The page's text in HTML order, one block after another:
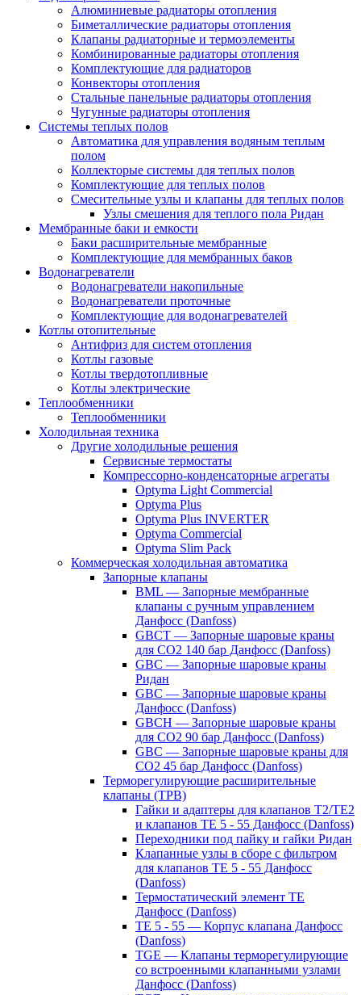
Алюминиевые радиаторы отопления
Биметаллические радиаторы отопления
Клапаны радиаторные и термоэлементы
Комбинированные радиаторы отопления
Комплектующие для радиаторов
Конвекторы отопления
Стальные панельные радиаторы отопления
Чугунные радиаторы отопления
Системы теплых полов
Автоматика для управления водяным теплым
полом
Коллекторые системы для теплых полов
Комплектующие для теплых полов
Смесительные узлы и клапаны для теплых полов
Узлы смешения для теплого пола Ридан
Мембранные баки и емкости
Баки расширительные мембранные
Комплектующие для мембранных баков
Водонагреватели
Водонагреватели накопильные
Водонагреватели проточные
Комплектующие для водонагревателей
Котлы отопительные
Антифриз для систем отопления
Котлы газовые
Котлы твердотопливные
Котлы электрические
Теплообменники
Теплообменники
Холодильная техника
Другие холодильные решения
Сервисные термостаты
Компрессорно-конденсаторные агрегаты
Optyma Light Commercial
Optyma Plus
Optyma Plus INVERTER
Optyma Commercial
Optyma Slim Pack
Коммерческая холодильная автоматика
Запорные клапаны
BML — Запорные мембранные
клапаны с ручным управлением
Данфосс (Danfoss)
GBCT — Запорные шаровые краны
для CO2 140 бар Данфосс (Danfoss)
GBC — Запорные шаровые краны
Ридан
GBC — Запорные шаровые краны
Данфосс (Danfoss)
GBCH — Запорные шаровые краны
для CO2 90 бар Данфосс (Danfoss)
GBC — Запорные шаровые краны для
CO2 45 бар Данфосс (Danfoss)
Терморегулирующие расширительные
клапаны (ТРВ)
Гайки и адаптеры для клапанов T2/TE2
и клапанов TE 5 - 55 Данфосс (Danfoss)
Переходники под пайку и гайки Ридан
Клапанные узлы в сборе с фильтром
для клапанов TE 5 - 55 Данфосс
(Danfoss)
Термостатический элемент TE
Данфосс (Danfoss)
TE 5 - 55 — Корпус клапана Данфосс
(Danfoss)
TGE — Клапаны терморегулирующие
со встроенными клапанными узлами
Данфосс (Danfoss)